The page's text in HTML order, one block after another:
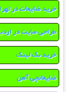
خرید ضایعات در
طراحی سایت در
خرید بک لینک
ضایعاتچی آهن